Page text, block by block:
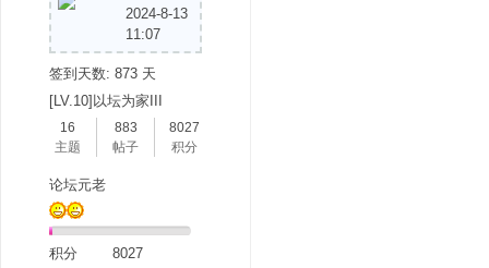
2024-8-13
11:07
签到天数: 873 天
[LV.10]以坛为家III
16
主题
883
帖子
8027
积分
论坛元老
积分 8027